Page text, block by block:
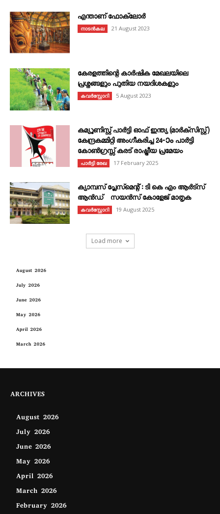
എന്താണ്‌ ഫോക്‌ലോർ
നാടൻകല 21 August 2023
കേരളത്തിന്റെ കാർഷിക മേഖലയിലെ
പ്രശ്നങ്ങളും പുതിയ നയദിശകളും
കവര്‍സ്റ്റോറി 5 August 2023
കമ്യൂണിസ്റ്റ് പാർട്ടി ഓഫ് ഇന്ത്യ (മാർക്സിസ്റ്റ്)
കേന്ദ്രകമ്മിറ്റി അംഗീകരിച്ച 24‐ാം പാർട്ടി
കോൺഗ്രസ്സ് കരട് രാഷ്ട്രീയ പ്രമേയം
പാർട്ടി രേഖ 17 February 2025
ക്യാമ്പസ് പ്ലേസ്മെന്റ് : ടി കെ എം ആർട്സ്
ആൻഡ് സയൻസ് കോളേജ് മാതൃക
കവര്‍സ്റ്റോറി 19 August 2025
Load more
August 2026
July 2026
June 2026
May 2026
April 2026
March 2026
ARCHIVES
August 2026
July 2026
June 2026
May 2026
April 2026
March 2026
February 2026